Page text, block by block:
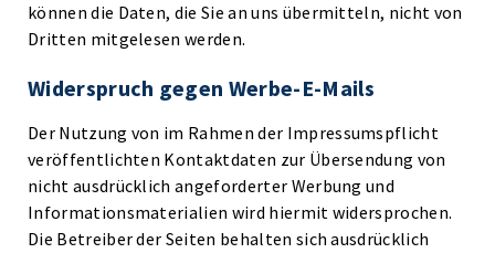
können die Daten, die Sie an uns übermitteln, nicht von
Dritten mitgelesen werden.
Widerspruch gegen Werbe-E-Mails
Der Nutzung von im Rahmen der Impressumspflicht
veröffentlichten Kontaktdaten zur Übersendung von
nicht ausdrücklich angeforderter Werbung und
Informationsmaterialien wird hiermit widersprochen.
Die Betreiber der Seiten behalten sich ausdrücklich